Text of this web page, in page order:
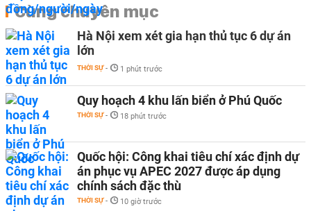
Cùng chuyên mục
Hà Nội xem xét gia hạn thủ tục 6 dự án
lớn
THỜI SỰ - 1 phút trước
Quy hoạch 4 khu lấn biển ở Phú Quốc
THỜI SỰ - 18 phút trước
Quốc hội: Công khai tiêu chí xác định dự
án phục vụ APEC 2027 được áp dụng
chính sách đặc thù
THỜI SỰ - 10 giờ trước